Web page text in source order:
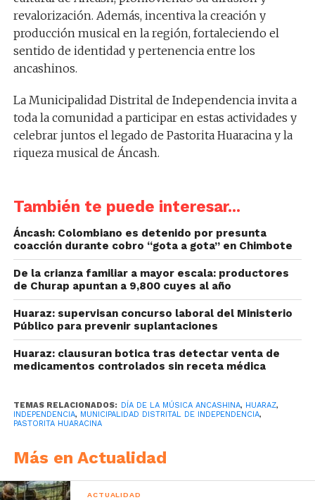
revalorización. Además, incentiva la creación y
producción musical en la región, fortaleciendo el
sentido de identidad y pertenencia entre los
ancashinos.
La Municipalidad Distrital de Independencia invita a
toda la comunidad a participar en estas actividades y
celebrar juntos el legado de Pastorita Huaracina y la
riqueza musical de Áncash.
También te puede interesar...
Áncash: Colombiano es detenido por presunta
coacción durante cobro “gota a gota” en Chimbote
De la crianza familiar a mayor escala: productores
de Churap apuntan a 9,800 cuyes al año
Huaraz: supervisan concurso laboral del Ministerio
Público para prevenir suplantaciones
Huaraz: clausuran botica tras detectar venta de
medicamentos controlados sin receta médica
TEMAS RELACIONADOS: DÍA DE LA MÚSICA ANCASHINA, HUARAZ,
INDEPENDENCIA, MUNICIPALIDAD DISTRITAL DE INDEPENDENCIA,
PASTORITA HUARACINA
Más en Actualidad
ACTUALIDAD